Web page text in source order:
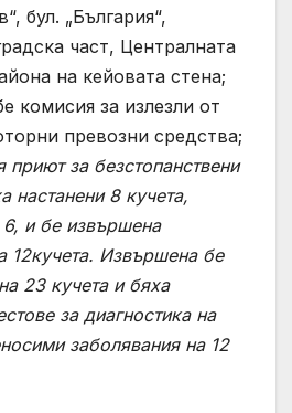
бул. „България“,
част, Централната
на кейовата стена;
комисия за излезли от
превозни средства;
приют за безстопанствени
настанени 8 кучета,
6, и бе извършена
12кучета. Извършена бе
23кучета и бяха
за диагностика на
заболявания на 12